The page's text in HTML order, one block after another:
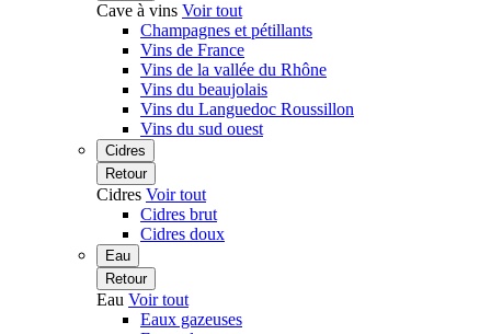
Cave à vins Voir tout
Champagnes et pétillants
Vins de France
Vins de la vallée du Rhône
Vins du beaujolais
Vins du Languedoc Roussillon
Vins du sud ouest
Cidres
Retour
Cidres Voir tout
Cidres brut
Cidres doux
Eau
Retour
Eau Voir tout
Eaux gazeuses